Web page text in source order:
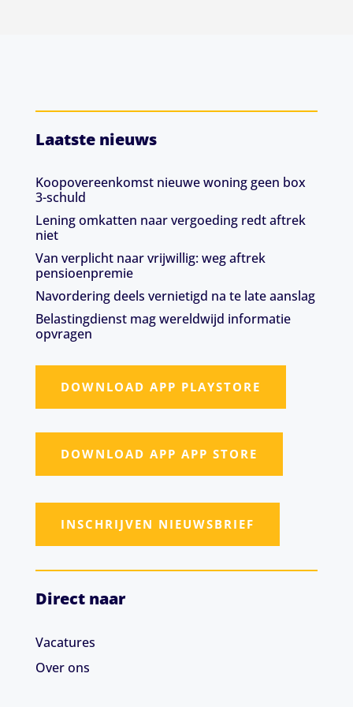
Laatste nieuws
Koopovereenkomst nieuwe woning geen box
3-schuld
Lening omkatten naar vergoeding redt aftrek
niet
Van verplicht naar vrijwillig: weg aftrek
pensioenpremie
Navordering deels vernietigd na te late aanslag
Belastingdienst mag wereldwijd informatie
opvragen
DOWNLOAD APP PLAYSTORE
DOWNLOAD APP APP STORE
INSCHRIJVEN NIEUWSBRIEF
Direct naar
Vacatures
Over ons